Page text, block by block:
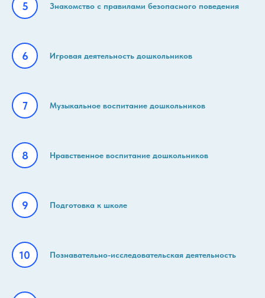
Знакомство с правилами безопасного поведения
Игровая деятельность дошкольников
Музыкальное воспитание дошкольников
Нравственное воспитание дошкольников
Подготовка к школе
Познавательно-исследовательская деятельность